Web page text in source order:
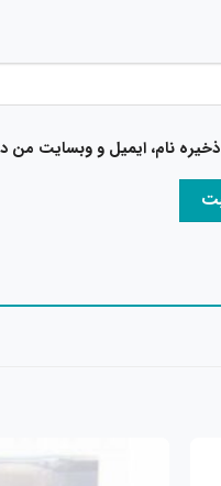
ذخیره نام، ایمیل و وبسایت من